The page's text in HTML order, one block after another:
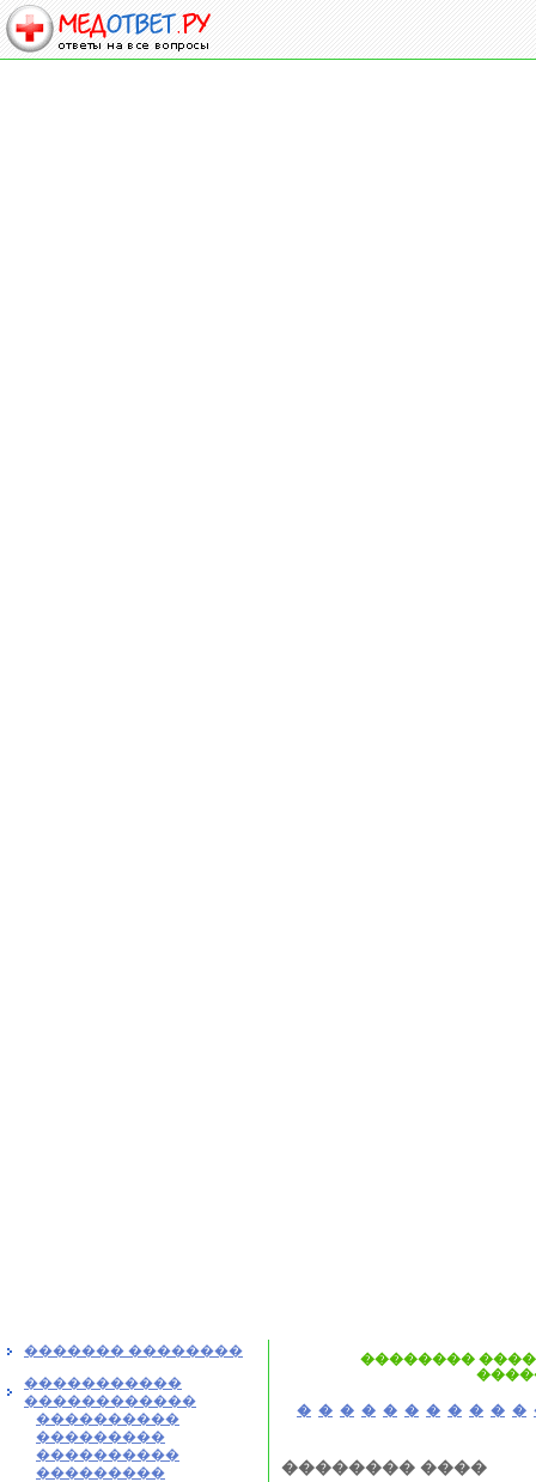
������� ��������
�����������
������������
����������
���������
����������
���������
��������
� � � � � � � � � � �
�������� ����